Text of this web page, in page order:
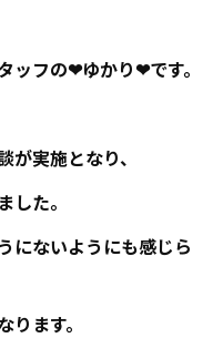
ッフの❤ゆかり❤です。
実施となり、
た。
にないようにも感じら
ます。